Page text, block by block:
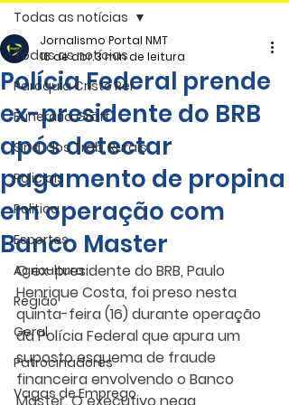
Todas as notícias
Paróquia Cristo Rei
Funerária Gräff
Sind. dos Trab. Rurais
Policiais
Politica
Esportes
Agricultura
Região
Geral
Patrocinadores
Vagas de Emprego
Todas as notícias
Polícia Federal prende
ex-presidente do BRB
após detectar
pagamento de propina
em operação com
Banco Master
Jornalismo Portal NMT
16 de abr.3 min de leitura
O ex-presidente do BRB, Paulo
Henrique Costa, foi preso nesta
quinta-feira (16) durante operação
da Polícia Federal que apura um
suposto esquema de fraude
financeira envolvendo o Banco